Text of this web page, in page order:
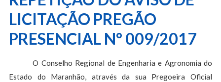
LICITAÇÃO PREGÃO
PRESENCIAL N° 009/2017
O Conselho Regional de Engenharia e Agronomia do
Estado do Maranhão, através da sua Pregoeira Oficial